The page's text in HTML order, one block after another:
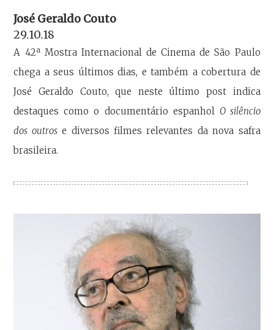
José Geraldo Couto
29.10.18
A 42ª Mostra Internacional de Cinema de São Paulo
chega a seus últimos dias, e também a cobertura de
José Geraldo Couto, que neste último post indica
destaques como o documentário espanhol O silêncio
dos outrose diversos filmes relevantes da nova safra
brasileira.